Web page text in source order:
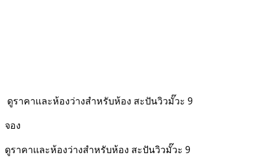
ดูราคาเเละห้องว่างสำหรับห้อง สะปันวิวมั๊วะ 9
จอง
ดูราคาเเละห้องว่างสำหรับห้อง สะปันวิวมั๊วะ 9